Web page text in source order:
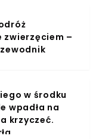
zwierzęciem –
w środku
wpadła na
krzyczeć.